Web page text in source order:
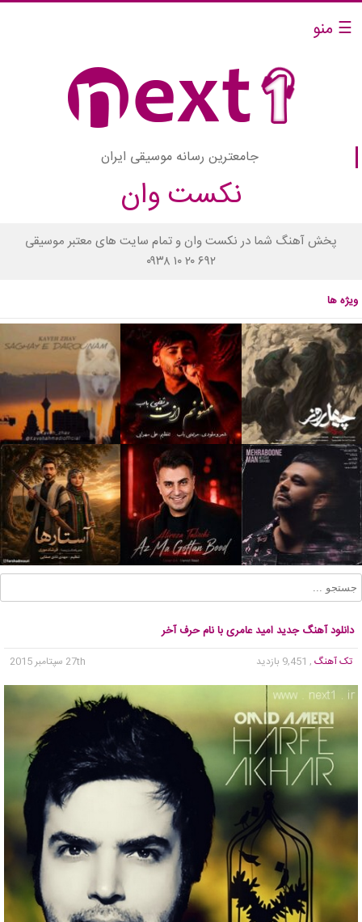
☰ منو
جامعترین رسانه موسیقی ایران
نکست وان
پخش آهنگ شما در نکست وان و تمام سایت های معتبر موسیقی
۰۹۳۸ ۱۰ ۲۰ ۶۹۲
ویژه ها
دانلود آهنگ جدید امید عامری با نام حرف آخر
تک آهنگ , 9,451 بازدید 27th سپتامبر 2015